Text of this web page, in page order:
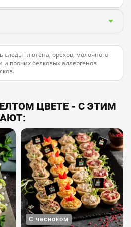
следы глютена, орехов, молочного
и прочих белковых аллергенов
ЦВЕТЕ - С ЭТИМ
С чесноком